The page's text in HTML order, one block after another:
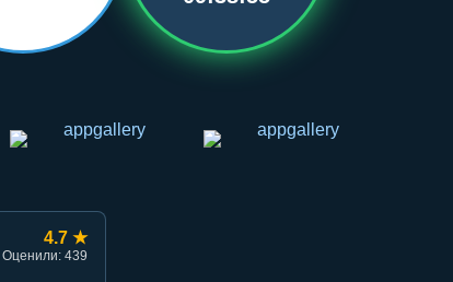
4.7 ★
Оценили: 439